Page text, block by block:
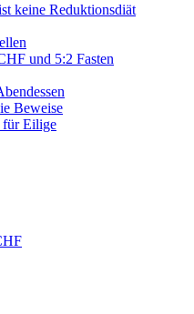
keine Reduktionsdiät
und 5:2 Fasten
Beweise
Eilige